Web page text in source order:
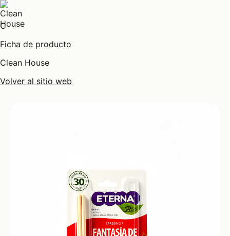
C
Ficha de producto
Clean House
Volver al sitio web